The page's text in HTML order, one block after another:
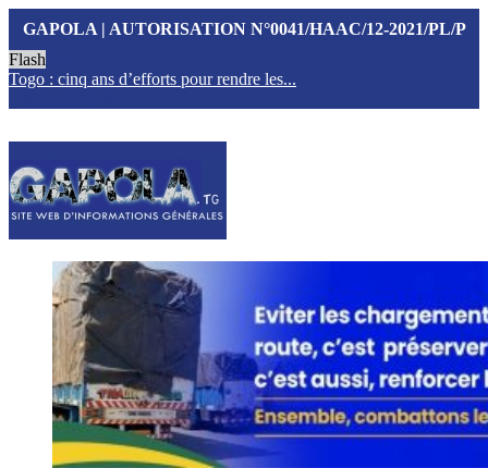
GAPOLA | AUTORISATION N°0041/HAAC/12-2021/PL/P
Flash
Togo : cinq ans d’efforts pour rendre les...